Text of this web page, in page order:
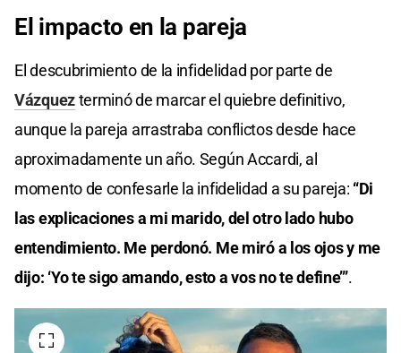
El impacto en la pareja
El descubrimiento de la infidelidad por parte de
Vázquezterminó de marcar el quiebre definitivo,
aunque la pareja arrastraba conflictos desde hace
aproximadamente un año. Según Accardi, al
momento de confesarle la infidelidad a su pareja: “Di
las explicaciones a mi marido, del otro lado hubo
entendimiento. Me perdonó. Me miró a los ojos y me
dijo: ‘Yo te sigo amando, esto a vos no te define’”.